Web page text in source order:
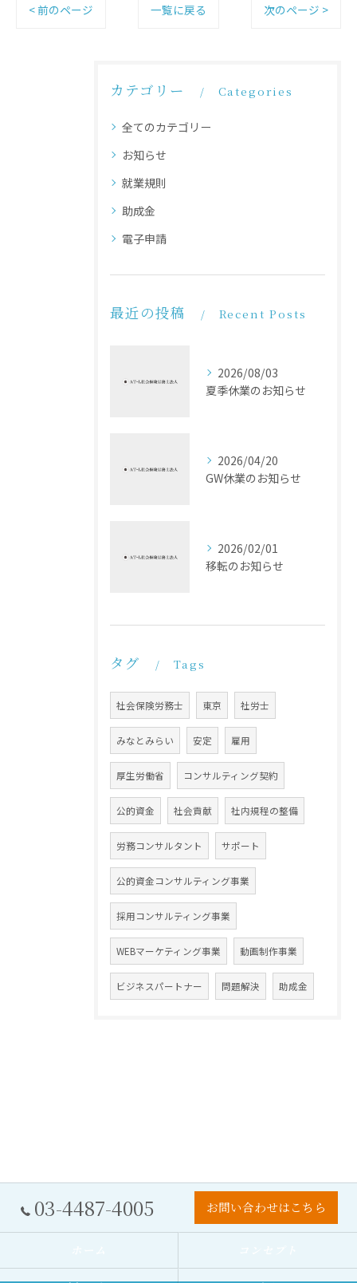
< 前のページ 一覧に戻る 次のページ >
カテゴリー Categories
全てのカテゴリー
お知らせ
就業規則
助成金
電子申請
最近の投稿 Recent Posts
2026/08/03
夏季休業のお知らせ
2026/04/20
GW休業のお知らせ
2026/02/01
移転のお知らせ
タグ Tags
社会保険労務士 東京 社労士
みなとみらい 安定 雇用
厚生労働省 コンサルティング契約
公的資金 社会貢献 社内規程の整備
労務コンサルタント サポート
公的資金コンサルティング事業
採用コンサルティング事業
WEBマーケティング事業 動画制作事業
ビジネスパートナー 問題解決 助成金
03-4487-4005 お問い合わせはこちら